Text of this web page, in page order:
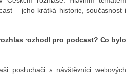
– jeho krátká historie, současnost i
rozhodl pro podcast? Co bylo
posluchači a návštěvníci webových